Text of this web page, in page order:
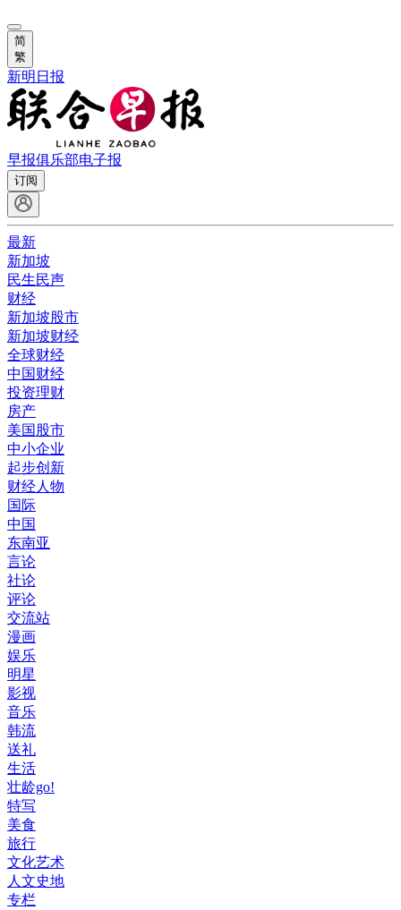
简
繁
新明日报
早报俱乐部电子报
订阅
最新
新加坡
民生民声
财经
新加坡股市
新加坡财经
全球财经
中国财经
投资理财
房产
美国股市
中小企业
起步创新
财经人物
国际
中国
东南亚
言论
社论
评论
交流站
漫画
娱乐
明星
影视
音乐
韩流
送礼
生活
壮龄go!
特写
美食
旅行
文化艺术
人文史地
专栏